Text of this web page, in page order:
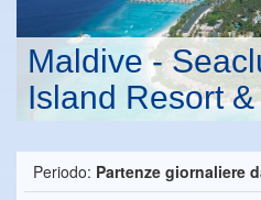
Maldive -
Island Resort
Periodo: Partenze giornaliere